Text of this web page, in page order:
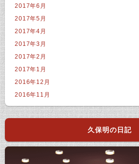
2017年6月
2017年5月
2017年4月
2017年3月
2017年2月
2017年1月
2016年12月
2016年11月
久保明の日記